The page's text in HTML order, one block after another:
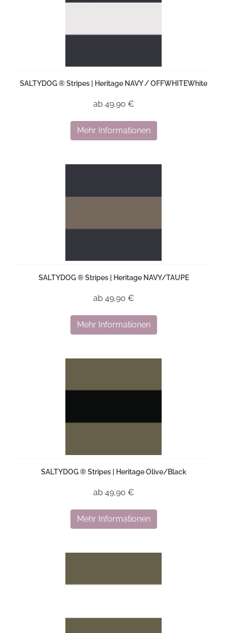
SALTYDOG ® Stripes | Heritage NAVY / OFFWHITEWhite
ab 49,90 €
Mehr Informationen
SALTYDOG ® Stripes | Heritage NAVY/TAUPE
ab 49,90 €
Mehr Informationen
SALTYDOG ® Stripes | Heritage Olive/Black
ab 49,90 €
Mehr Informationen